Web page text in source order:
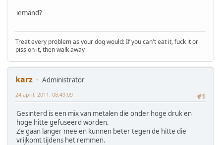
iemand?
Treat every problem as your dog would: If you can't eat it, fuck it or
piss on it, then walk away
karz
Administrator
#1
24 april, 2011, 08:49:09
Gesinterd is een mix van metalen die onder hoge druk en
hoge hitte gefuseerd worden.
Ze gaan langer mee en kunnen beter tegen de hitte die
vrijkomt tijdens het remmen.